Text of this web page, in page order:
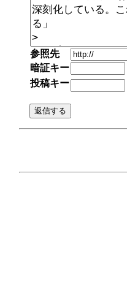
参照先
暗証キー
投稿キー